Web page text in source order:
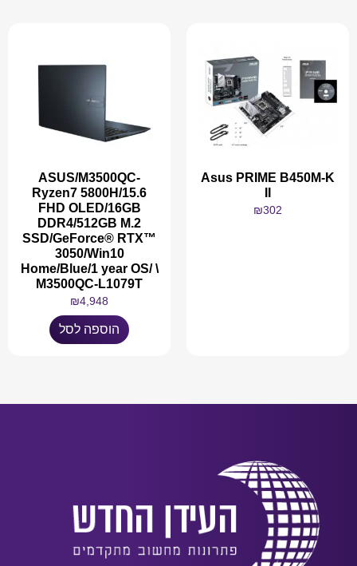
Asus PRIME B450M-K
₪302
ASUS/M3500QC-
Ryzen7 5800H/15.6
FHD OLED/16GB
DDR4/512GB M.2
SSD/GeForce® RTX™
3050/Win10
Home/Blue/1 year OS/ \
M3500QC-L1079T
₪4,948
הוספה לסל